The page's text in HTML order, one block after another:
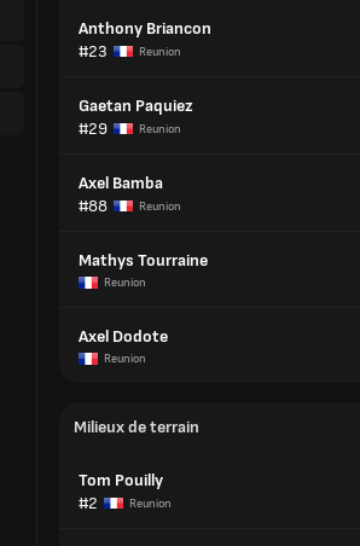
Anthony Briancon
#23
Reunion
Gaetan Paquiez
#29
Reunion
Axel Bamba
#88
Reunion
Mathys Tourraine
Reunion
Axel Dodote
Reunion
Milieux de terrain
Tom Pouilly
#2
Reunion